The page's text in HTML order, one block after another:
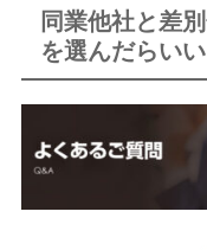
同業他社と差
を選んだらいい